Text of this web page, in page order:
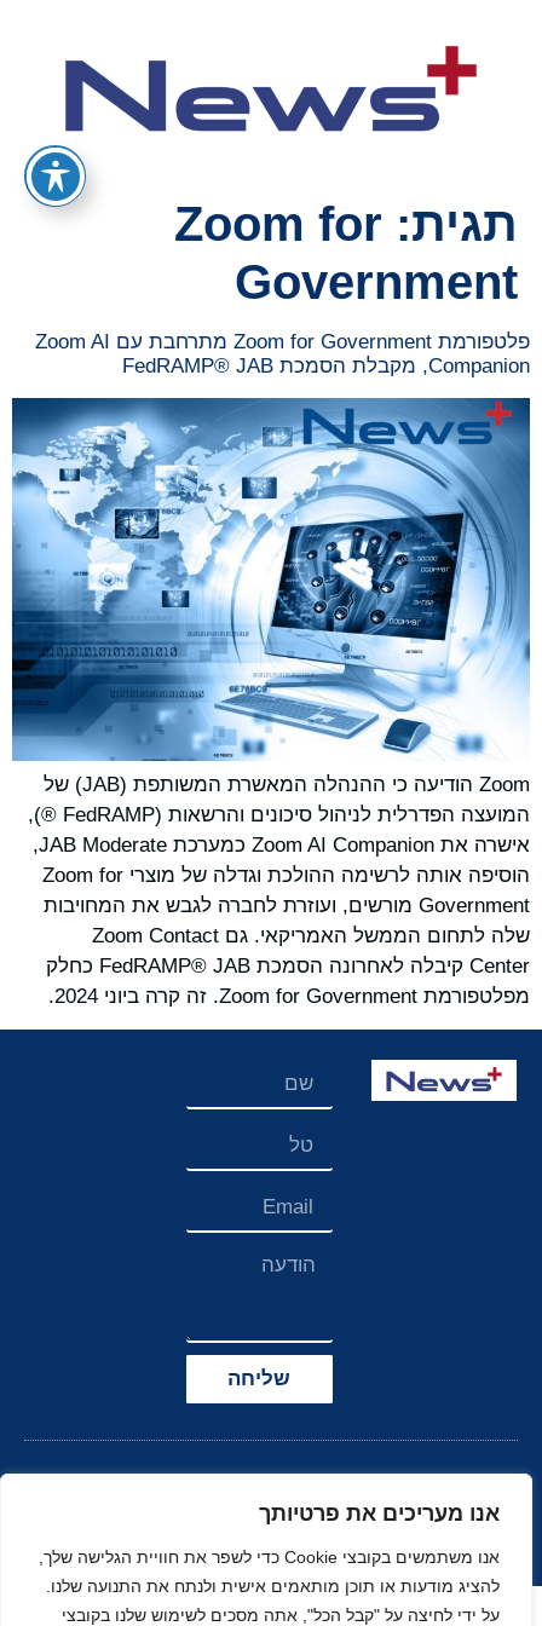
אנו מעריכים את פרטיותך
אנו משתמשים בקובצי Cookie כדי לשפר את חוויית הגלישה שלך,
להציג מודעות או תוכן מותאמים אישית ולנתח את התנועה שלנו.
על ידי לחיצה על "קבל הכל", אתה מסכים לשימוש שלנו בקובצי
תגית: Zoom for
Government
פלטפורמת Zoom for Government מתרחבת עם Zoom AI
Companion, מקבלת הסמכת FedRAMP® JAB
Zoom הודיעה כי ההנהלה המאשרת המשותפת (JAB) של
המועצה הפדרלית לניהול סיכונים והרשאות (FedRAMP ®),
אישרה את Zoom AI Companion כמערכת JAB Moderate,
הוסיפה אותה לרשימה ההולכת וגדלה של מוצרי Zoom for
Government מורשים, ועוזרת לחברה לגבש את המחויבות
שלה לתחום הממשל האמריקאי. גם Zoom Contact
Center קיבלה לאחרונה הסמכת FedRAMP® JAB כחלק
מפלטפורמת Zoom for Government. זה קרה ביוני 2024.
שליחה
הצהרת נגישות